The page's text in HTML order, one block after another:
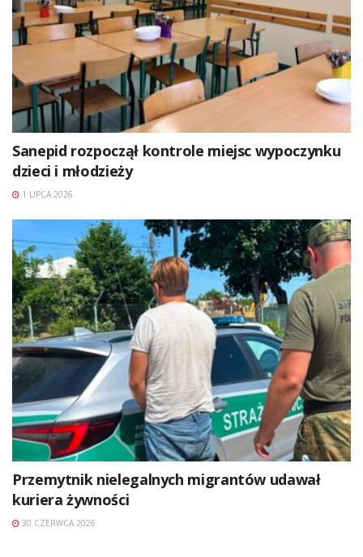
Sanepid rozpoczął kontrole miejsc wypoczynku
dzieci i młodzieży
1 LIPCA 2026
Przemytnik nielegalnych migrantów udawał
kuriera żywności
30 CZERWCA 2026